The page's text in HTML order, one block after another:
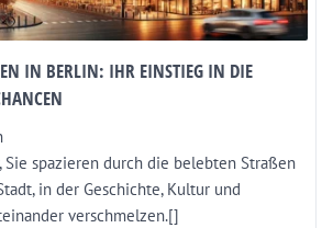
IN BERLIN: IHR EINSTIEG IN DIE
Sie spazieren durch die belebten Straßen
in der Geschichte, Kultur und
verschmelzen.[]